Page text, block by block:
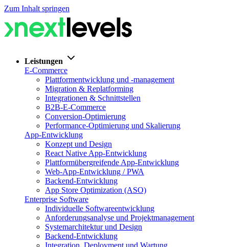
Zum Inhalt springen
Leistungen
E-Commerce
Plattformentwicklung und -management
Migration & Replatforming
Integrationen & Schnittstellen
B2B-E-Commerce
Conversion-Optimierung
Performance-Optimierung und Skalierung
App-Entwicklung
Konzept und Design
React Native App-Entwicklung
Plattformübergreifende App-Entwicklung
Web-App-Entwicklung / PWA
Backend-Entwicklung
App Store Optimization (ASO)
Enterprise Software
Individuelle Softwareentwicklung
Anforderungsanalyse und Projektmanagement
Systemarchitektur und Design
Backend-Entwicklung
Integration, Deployment und Wartung